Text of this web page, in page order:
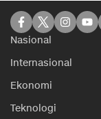
Nasional
Internasional
Ekonomi
Teknologi